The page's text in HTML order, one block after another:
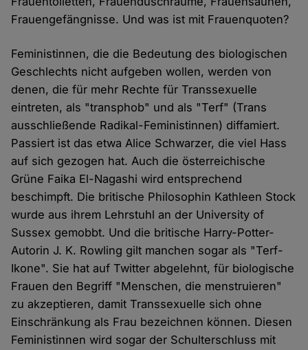
Frauengefängnisse. Und was ist mit Frauenquoten?
Feministinnen, die die Bedeutung des biologischen
Geschlechts nicht aufgeben wollen, werden von
denen, die für mehr Rechte für Transsexuelle
eintreten, als "transphob" und als "Terf" (Trans
ausschließende Radikal-Feministinnen) diffamiert.
Passiert ist das etwa Alice Schwarzer, die viel Hass
auf sich gezogen hat. Auch die österreichische
Grüne Faika El-Nagashi wird entsprechend
beschimpft. Die britische Philosophin Kathleen Stock
wurde aus ihrem Lehrstuhl an der University of
Sussex gemobbt. Und die britische Harry-Potter-
Autorin J. K. Rowling gilt manchen sogar als "Terf-
Ikone". Sie hat auf Twitter abgelehnt, für biologische
Frauen den Begriff "Menschen, die menstruieren"
zu akzeptieren, damit Transsexuelle sich ohne
Einschränkung als Frau bezeichnen können. Diesen
Feministinnen wird sogar der Schulterschluss mit